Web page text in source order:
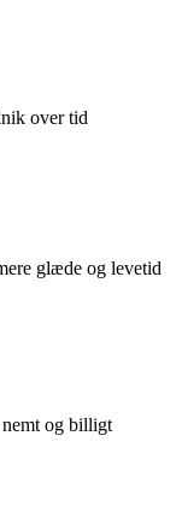
over tid
glæde og levetid
og billigt